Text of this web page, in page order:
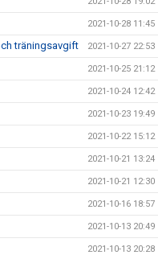
2021-10-28 11:45
träningsavgift 2021-10-27 22:53
2021-10-25 21:12
2021-10-24 12:42
2021-10-23 19:49
2021-10-22 15:12
2021-10-21 13:24
2021-10-21 12:30
2021-10-16 18:57
2021-10-13 20:49
2021-10-13 20:28